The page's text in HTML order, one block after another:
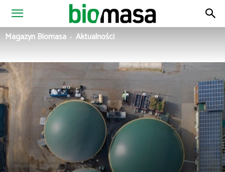
Magazyn
Magazyn Biomasa Aktualności
Aktualności Biogaz Biometan